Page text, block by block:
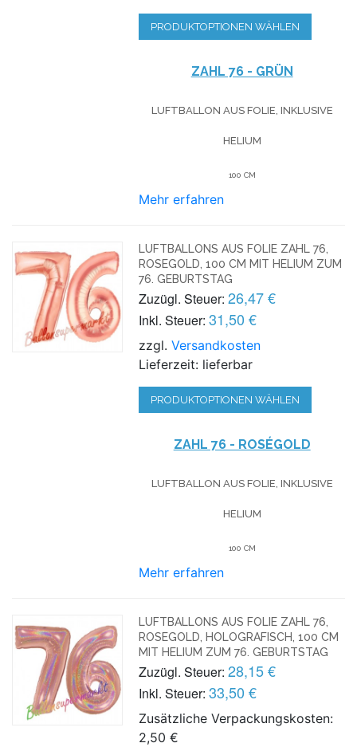
PRODUKTOPTIONEN WÄHLEN
ZAHL 76 - GRÜN
LUFTBALLON AUS FOLIE, INKLUSIVE
HELIUM
100 CM
Mehr erfahren
LUFTBALLONS AUS FOLIE ZAHL 76,
ROSEGOLD, 100 CM MIT HELIUM ZUM
76. GEBURTSTAG
Zuzügl. Steuer: 26,47 €
Inkl. Steuer: 31,50 €
zzgl.Versandkosten
Lieferzeit: lieferbar
PRODUKTOPTIONEN WÄHLEN
ZAHL 76 - ROSÉGOLD
LUFTBALLON AUS FOLIE, INKLUSIVE
HELIUM
100 CM
Mehr erfahren
LUFTBALLONS AUS FOLIE ZAHL 76,
ROSEGOLD, HOLOGRAFISCH, 100 CM
MIT HELIUM ZUM 76. GEBURTSTAG
Zuzügl. Steuer: 28,15 €
Inkl. Steuer: 33,50 €
Zusätzliche Verpackungskosten:
2,50 €